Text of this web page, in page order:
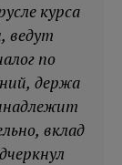
курса
ведут
по
держа
вклад